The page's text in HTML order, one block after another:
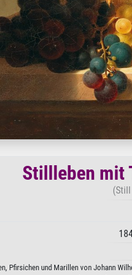
Stillleben mit
Pfirsichen und Marillen von Johann